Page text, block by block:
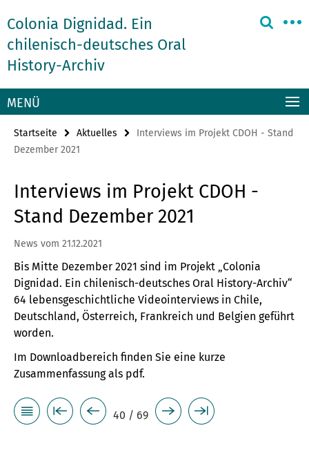
direkt
zu
Inhalt
Colonia Dignidad. Ein
chilenisch-deutsches Oral
History-Archiv
Service-
Navigation
MENÜ
Startseite Aktuelles
Interviews im Projekt CDOH - Stand
Dezember 2021
Interviews im Projekt CDOH -
Stand Dezember 2021
News vom 21.12.2021
Bis Mitte Dezember 2021 sind im Projekt „Colonia
Dignidad. Ein chilenisch-deutsches Oral History-Archiv“
64 lebensgeschichtliche Videointerviews in Chile,
Deutschland, Österreich, Frankreich und Belgien geführt
worden.
Im Downloadbereich finden Sie eine kurze
Zusammenfassung als pdf.
40 / 69